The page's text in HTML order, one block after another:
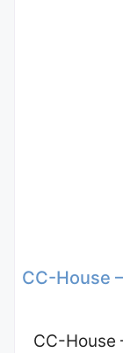
CC-House
CC-House